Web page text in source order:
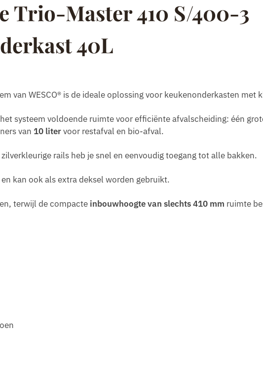
Trio-Master 410 S/400-3
40L
van WESCO® is de ideale oplossing voor keukenonderkasten met
systeem voldoende ruimte voor efficiënte afvalscheiding: één
van 10 litervoor restafval en bio-afval.
rails heb je snel en eenvoudig toegang tot alle bakken.
kan ook als extra deksel worden gebruikt.
terwijl de compacte inbouwhoogte van slechts 410 mm ruimte